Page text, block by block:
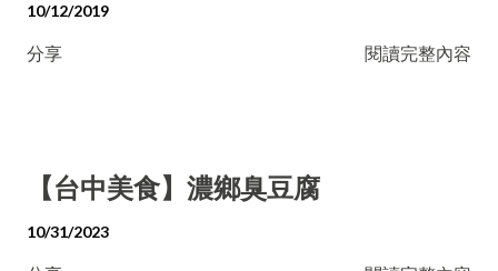
10/12/2019
分享 閱讀完整內容
【台中美食】濃鄉臭豆腐
10/31/2023